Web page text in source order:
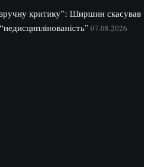
критику”: Ширшин скасував
07.08.2026